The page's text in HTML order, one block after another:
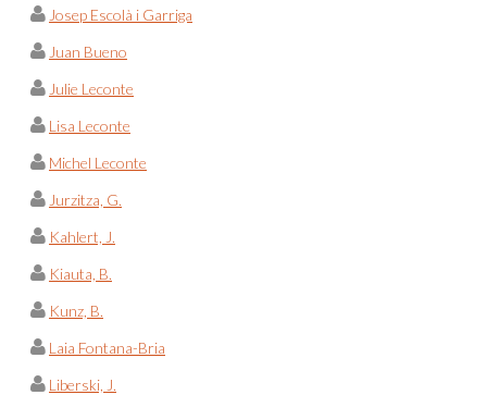
Josep Escolà i Garriga
Juan Bueno
Julie Leconte
Lisa Leconte
Michel Leconte
Jurzitza, G.
Kahlert, J.
Kiauta, B.
Kunz, B.
Laia Fontana-Bria
Liberski, J.